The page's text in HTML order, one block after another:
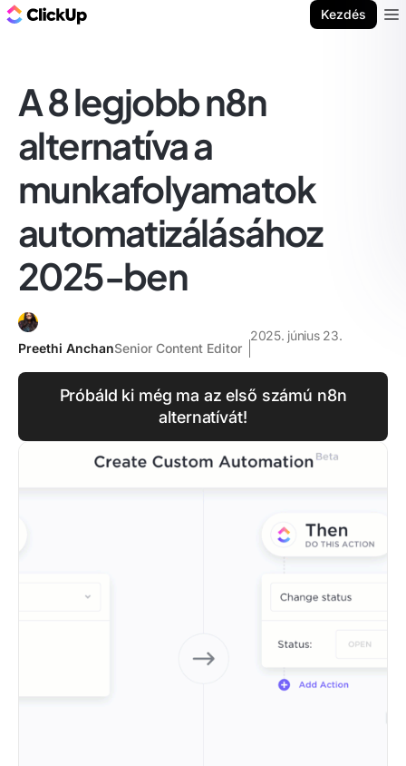
Kezdés
A 8 legjobb n8n
alternatíva a
munkafolyamatok
automatizálásához
2025-ben
Preethi AnchanSenior Content Editor
2025. június 23.
Próbáld ki még ma az első számú n8n
alternatívát!